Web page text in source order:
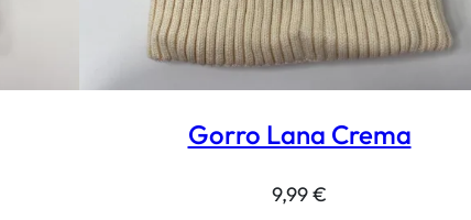
Gorro Lana Crema
9,99€